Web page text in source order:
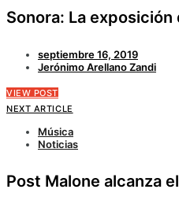
Sonora: La
septiembre 16, 2019
Jerónimo Arellano Zandi
VIEW POST
NEXT ARTICLE
Música
Noticias
Post Malone alcanza